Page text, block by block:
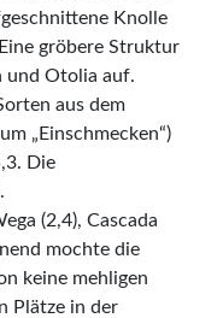
Knolle
gröbere Struktur
und Otolia auf.
aus dem
„Einschmecken“)
Die
(2,4), Cascada
mochte die
keine mehligen
Plätze in der